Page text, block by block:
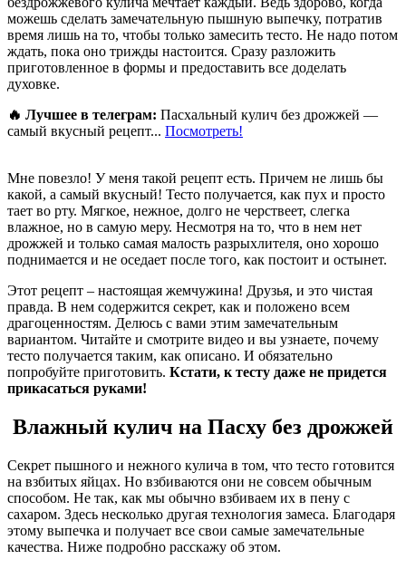
можешь сделать замечательную пышную выпечку, потратив
время лишь на то, чтобы только замесить тесто. Не надо потом
ждать, пока оно трижды настоится. Сразу разложить
приготовленное в формы и предоставить все доделать
духовке.
🔥 Лучшее в телеграм: Пасхальный кулич без дрожжей —
самый вкусный рецепт... Посмотреть!
Мне повезло! У меня такой рецепт есть. Причем не лишь бы
какой, а самый вкусный! Тесто получается, как пух и просто
тает во рту. Мягкое, нежное, долго не черствеет, слегка
влажное, но в самую меру. Несмотря на то, что в нем нет
дрожжей и только самая малость разрыхлителя, оно хорошо
поднимается и не оседает после того, как постоит и остынет.
Этот рецепт – настоящая жемчужина! Друзья, и это чистая
правда. В нем содержится секрет, как и положено всем
драгоценностям. Делюсь с вами этим замечательным
вариантом. Читайте и смотрите видео и вы узнаете, почему
тесто получается таким, как описано. И обязательно
попробуйте приготовить. Кстати, к тесту даже не придется
прикасаться руками!
Влажный кулич на Пасху без дрожжей
Секрет пышного и нежного кулича в том, что тесто готовится
на взбитых яйцах. Но взбиваются они не совсем обычным
способом. Не так, как мы обычно взбиваем их в пену с
сахаром. Здесь несколько другая технология замеса. Благодаря
этому выпечка и получает все свои самые замечательные
качества. Ниже подробно расскажу об этом.